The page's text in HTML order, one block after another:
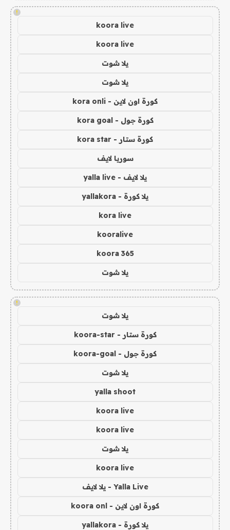
!
koora live
koora live
يلا شوت
يلا شوت
كورة اون لاين - kora onli
كورة جول - kora goal
كورة ستار - kora star
سوريا لايف
يلا لايف - yalla live
يلا كورة - yallakora
kora live
kooralive
koora 365
يلا شوت
!
يلا شوت
كورة ستار - koora-star
كورة جول - koora-goal
يلا شوت
yalla shoot
koora live
koora live
يلا شوت
koora live
Yalla Live - يلا لايف
كورة اون لاين - koora onl
يلا كورة - yallakora